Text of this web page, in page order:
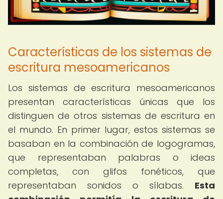
Características de los sistemas de
escritura mesoamericanos
Los sistemas de escritura mesoamericanos
presentan características únicas que los
distinguen de otros sistemas de escritura en
el mundo. En primer lugar, estos sistemas se
basaban en la combinación de logogramas,
que representaban palabras o ideas
completas, con glifos fonéticos, que
representaban sonidos o sílabas. Esta